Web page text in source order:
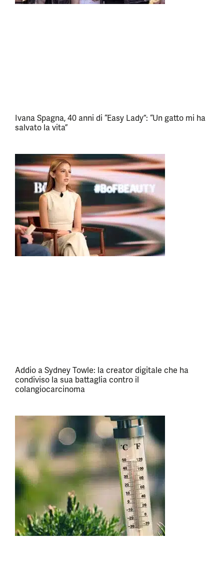
Ivana Spagna, 40 anni di “Easy Lady”: “Un gatto mi ha
salvato la vita”
Addio a Sydney Towle: la creator digitale che ha
condiviso la sua battaglia contro il
colangiocarcinoma